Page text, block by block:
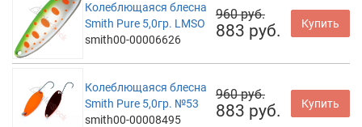
Колеблющаяся блесна
Smith Pure 5,0гр. LMSO
smith00-00006626
960 руб.
883 руб. Купить
Колеблющаяся блесна
Smith Pure 5,0гр. №53
smith00-00008495
960 руб.
883 руб. Купить